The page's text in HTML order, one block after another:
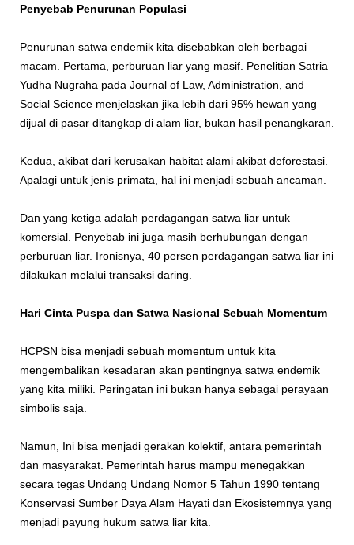
Penyebab Penurunan Populasi
Penurunan satwa endemik kita disebabkan oleh berbagai
macam. Pertama, perburuan liar yang masif. Penelitian Satria
Yudha Nugraha pada Journal of Law, Administration, and
Social Science menjelaskan jika lebih dari 95% hewan yang
dijual di pasar ditangkap di alam liar, bukan hasil penangkaran.
Kedua, akibat dari kerusakan habitat alami akibat deforestasi.
Apalagi untuk jenis primata, hal ini menjadi sebuah ancaman.
Dan yang ketiga adalah perdagangan satwa liar untuk
komersial. Penyebab ini juga masih berhubungan dengan
perburuan liar. Ironisnya, 40 persen perdagangan satwa liar ini
dilakukan melalui transaksi daring.
Hari Cinta Puspa dan Satwa Nasional Sebuah Momentum
HCPSN bisa menjadi sebuah momentum untuk kita
mengembalikan kesadaran akan pentingnya satwa endemik
yang kita miliki. Peringatan ini bukan hanya sebagai perayaan
simbolis saja.
Namun, Ini bisa menjadi gerakan kolektif, antara pemerintah
dan masyarakat. Pemerintah harus mampu menegakkan
secara tegas Undang Undang Nomor 5 Tahun 1990 tentang
Konservasi Sumber Daya Alam Hayati dan Ekosistemnya yang
menjadi payung hukum satwa liar kita.